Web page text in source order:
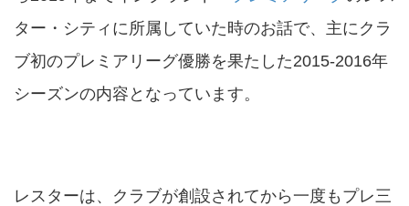
ター・シティに所属していた時のお話で、主にクラ
ブ初のプレミアリーグ優勝を果たした2015-2016年
シーズンの内容となっています。
レスターは、クラブが創設されてから一度もプレ三